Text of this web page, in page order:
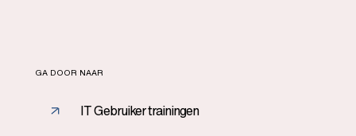
GA DOOR NAAR
IT Gebruiker trainingen